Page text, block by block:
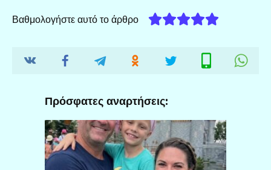
Βαθμολογήστε αυτό το άρθρο
Πρόσφατες αναρτήσεις: